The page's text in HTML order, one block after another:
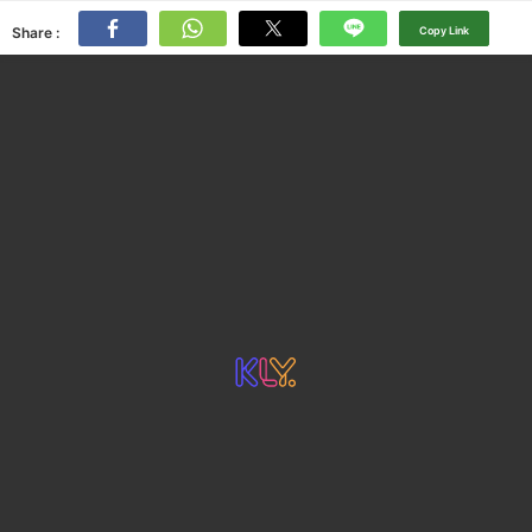
Share : Copy Link